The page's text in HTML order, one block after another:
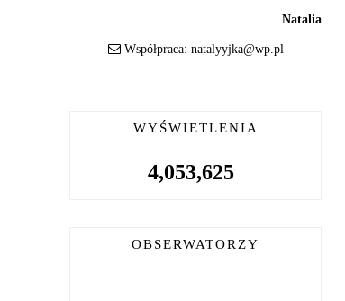
Natalia
Współpraca: natalyyjka@wp.pl
WYŚWIETLENIA
4,053,625
OBSERWATORZY